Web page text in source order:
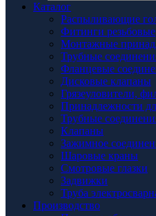
Каталог
Распыливающие
Фитинги резьбовые
Монтажные
Трубные
Фланцевые
Дисковые клапаны
Грязеуловители,
Принадлежности
Трубные
Клапаны
Зажимное
Шаровые краны
Смотровые глазки
Задвижки
Труба
Производство